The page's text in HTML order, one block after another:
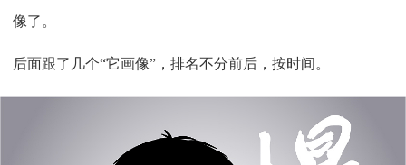
像了。
后面跟了几个“它画像”，排名不分前后，按时间。